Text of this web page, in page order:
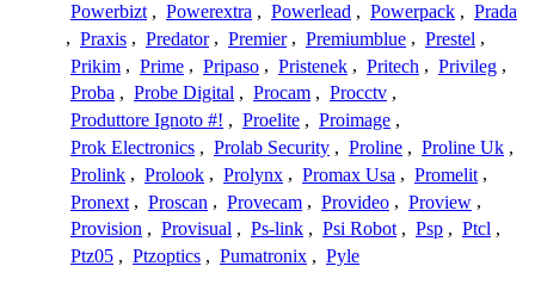
Powerbizt , Powerextra , Powerlead , Powerpack , Prada
, Praxis , Predator , Premier , Premiumblue , Prestel ,
Prikim , Prime , Pripaso , Pristenek , Pritech , Privileg ,
Proba , Probe Digital , Procam , Procctv ,
Produttore Ignoto #! , Proelite , Proimage ,
Prok Electronics , Prolab Security , Proline , Proline Uk ,
Prolink , Prolook , Prolynx , Promax Usa , Promelit ,
Pronext , Proscan , Provecam , Provideo , Proview ,
Provision , Provisual , Ps-link , Psi Robot , Psp , Ptcl ,
Ptz05 , Ptzoptics , Pumatronix , Pyle